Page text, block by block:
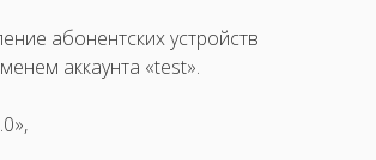
абонентских устройств
аккаунта «test».